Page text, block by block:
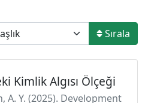
Sırala
Kimlik Algısı Ölçeği
A. Y. (2025). Development